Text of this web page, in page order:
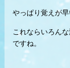
やっぱり覚えが
これならいろん
ですね。